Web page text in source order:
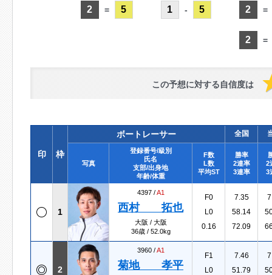
2 = 5 1 - 5 2 =
2 =
この予想に対する自信度は
印 枠
ボートレーサー 全国
写真
登録番号/級別
氏名
支部/出身地
年齢/体重
F数
L数
平均ST
勝率
2連率
3連率
2
3
1
4397 /A1
西村 拓也
大阪 / 大阪
36歳 / 52.0kg
F0
L0
0.16
7.35
58.14
72.09
2
3960 /A1
菊地 孝平
F1
L0
7.46
51.79